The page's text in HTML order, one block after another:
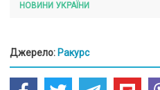
НОВИНИ УКРАЇНИ
Джерело: Ракурс